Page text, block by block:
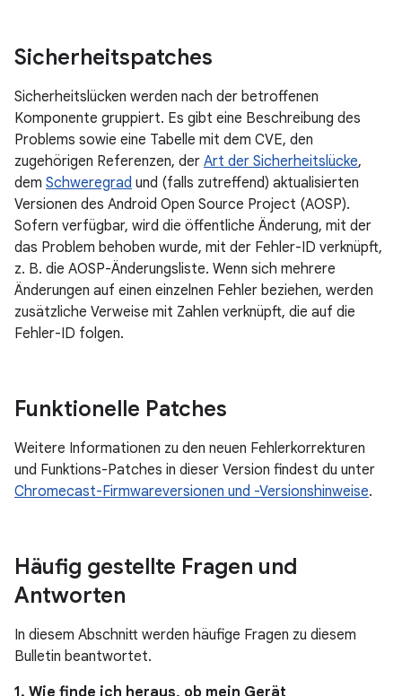
Sicherheitspatches
Sicherheitslücken werden nach der betroffenen
Komponente gruppiert. Es gibt eine Beschreibung des
Problems sowie eine Tabelle mit dem CVE, den
zugehörigen Referenzen, der Art der Sicherheitslücke,
dem Schweregrad und (falls zutreffend) aktualisierten
Versionen des Android Open Source Project (AOSP).
Sofern verfügbar, wird die öffentliche Änderung, mit der
das Problem behoben wurde, mit der Fehler-ID verknüpft,
z. B. die AOSP-Änderungsliste. Wenn sich mehrere
Änderungen auf einen einzelnen Fehler beziehen, werden
zusätzliche Verweise mit Zahlen verknüpft, die auf die
Fehler-ID folgen.
Funktionelle Patches
Weitere Informationen zu den neuen Fehlerkorrekturen
und Funktions-Patches in dieser Version findest du unter
Chromecast-Firmwareversionen und -Versionshinweise.
Häufig gestellte Fragen und
Antworten
In diesem Abschnitt werden häufige Fragen zu diesem
Bulletin beantwortet.
1. Wie finde ich heraus, ob mein Gerät